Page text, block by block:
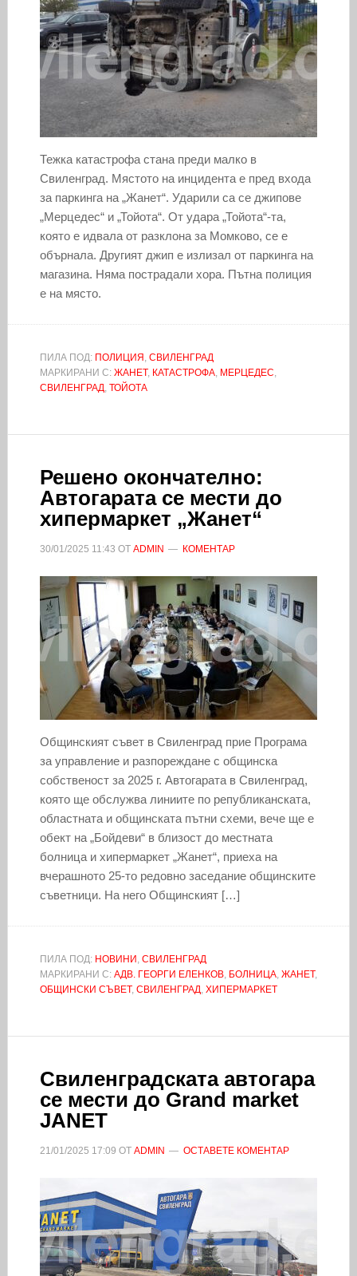
Тежка катастрофа стана преди малко в
Свиленград. Мястото на инцидента е пред входа
за паркинга на „Жанет“. Ударили са се джипове
„Мерцедес“ и „Тойота“. От удара „Тойота“-та,
която е идвала от разклона за Момково, се е
обърнала. Другият джип е излизал от паркинга на
магазина. Няма пострадали хора. Пътна полиция
е на място.
ПИЛА ПОД: ПОЛИЦИЯ , СВИЛЕНГРАД
МАРКИРАНИ С: ЖАНЕТ, КАТАСТРОФА, МЕРЦЕДЕС,
СВИЛЕНГРАД, ТОЙОТА
Решено окончателно:
Автогарата се мести до
хипермаркет „Жанет“
30/01/2025 11:43 ОТ ADMIN КОМЕНТАР
Общинският съвет в Свиленград прие Програма
за управление и разпореждане с общинска
собственост за 2025 г. Автогарата в Свиленград,
която ще обслужва линиите по републиканската,
областната и общинската пътни схеми, вече ще е
обект на „Бойдеви“ в близост до местната
болница и хипермаркет „Жанет“, приеха на
вчерашното 25-то редовно заседание общинските
съветници. На него Общинският […]
ПИЛА ПОД: НОВИНИ , СВИЛЕНГРАД
МАРКИРАНИ С: АДВ. ГЕОРГИ ЕЛЕНКОВ, БОЛНИЦА, ЖАНЕТ,
ОБЩИНСКИ СЪВЕТ, СВИЛЕНГРАД, ХИПЕРМАРКЕТ
Свиленградската автогара
се мести до Grand market
JANET
21/01/2025 17:09 ОТ ADMIN ОСТАВЕТЕ КОМЕНТАР